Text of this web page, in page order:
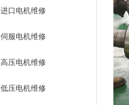
进口电机维修
伺服电机维修
高压电机维修
低压电机维修